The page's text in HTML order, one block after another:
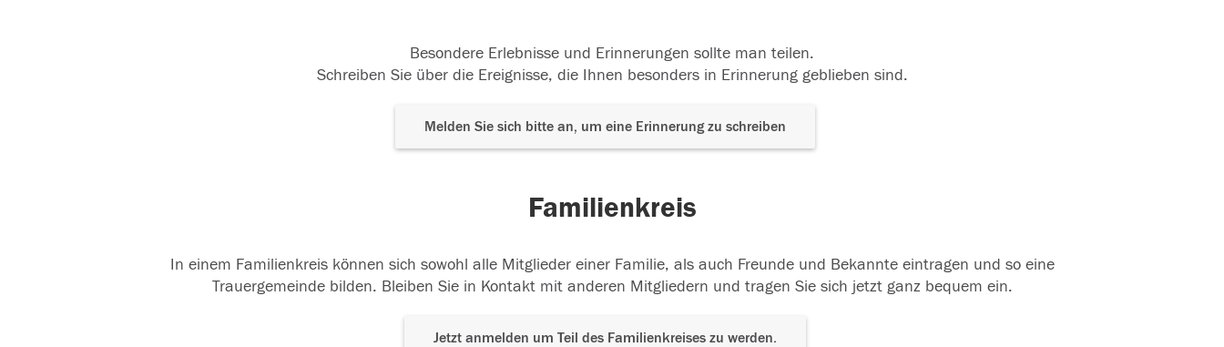
Besondere Erlebnisse und Erinnerungen sollte man teilen.
Schreiben Sie über die Ereignisse, die Ihnen besonders in Erinnerung geblieben sind.
Melden Sie sich bitte an, um eine Erinnerung zu schreiben
Familienkreis
In einem Familienkreis können sich sowohl alle Mitglieder einer Familie, als auch Freunde und Bekannte eintragen und so eine
Trauergemeinde bilden. Bleiben Sie in Kontakt mit anderen Mitgliedern und tragen Sie sich jetzt ganz bequem ein.
Jetzt anmelden um Teil des Familienkreises zu werden.